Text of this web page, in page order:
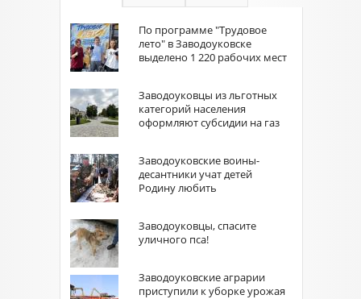
По программе "Трудовое
лето" в Заводоуковске
выделено 1 220 рабочих мест
Заводоуковцы из льготных
категорий населения
оформляют субсидии на газ
Заводоуковские воины-
десантники учат детей
Родину любить
Заводоуковцы, спасите
уличного пса!
Заводоуковские аграрии
приступили к уборке урожая